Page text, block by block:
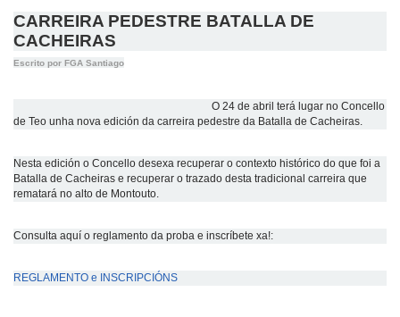
CARREIRA PEDESTRE BATALLA DE
CACHEIRAS
Escrito por FGA Santiago
O 24 de abril terá lugar no Concello
de Teo unha nova edición da carreira pedestre da Batalla de Cacheiras.
Nesta edición o Concello desexa recuperar o contexto histórico do que foi a
Batalla de Cacheiras e recuperar o trazado desta tradicional carreira que
rematará no alto de Montouto.
Consulta aquí o reglamento da proba e inscríbete xa!:
REGLAMENTO e INSCRIPCIÓNS